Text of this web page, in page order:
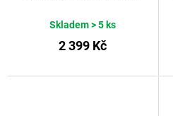
Skladem> 5 ks
2 399 Kč